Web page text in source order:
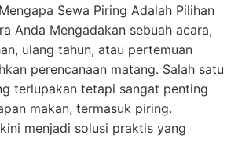
Sewa Piring Adalah Pilihan
Anda Mengadakan sebuah acara,
ulang tahun, atau pertemuan
perencanaan matang. Salah satu
terlupakan tetapi sangat penting
makan, termasuk piring.
menjadi solusi praktis yang